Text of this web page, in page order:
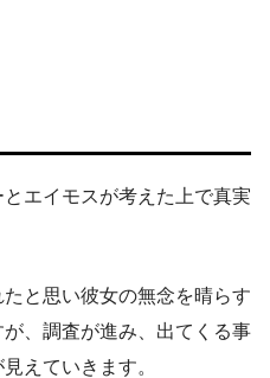
エイモスが考えた上で真実
と思い彼女の無念を晴らす
、調査が進み、出てくる事
えていきます。